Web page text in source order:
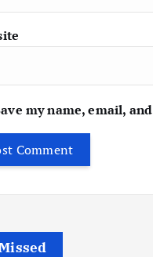
my name, email,